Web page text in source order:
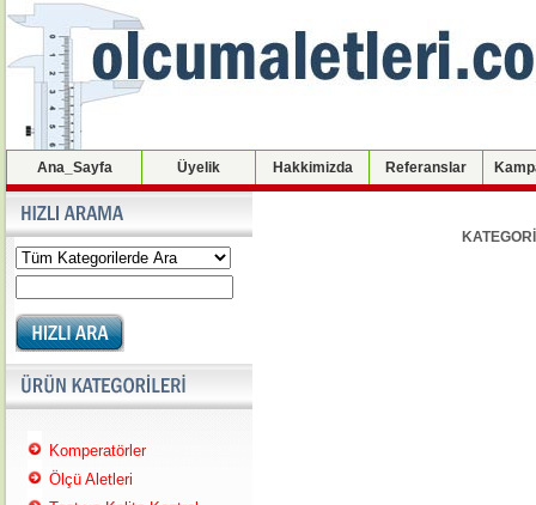
Ana_Sayfa Üyelik Hakkimizda Referanslar
Komperatörler
Ölçü Aletleri